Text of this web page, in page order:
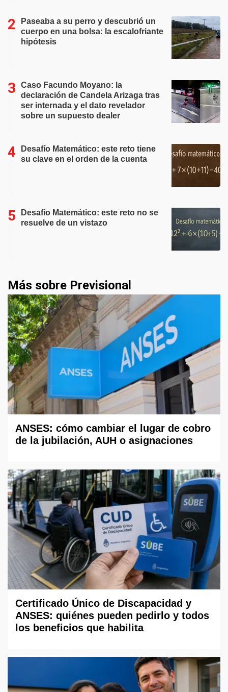
Paseaba a su perro y descubrió un
cuerpo en una bolsa: la escalofriante
hipótesis
Caso Facundo Moyano: la
declaración de Candela Arizaga tras
ser internada y el dato revelador
sobre un supuesto dealer
Desafío Matemático: este reto tiene
su clave en el orden de la cuenta
Desafío Matemático: este reto no se
resuelve de un vistazo
Más sobre Previsional
ANSES: cómo cambiar el lugar de cobro
de la jubilación, AUH o asignaciones
Certificado Único de Discapacidad y
ANSES: quiénes pueden pedirlo y todos
los beneficios que habilita